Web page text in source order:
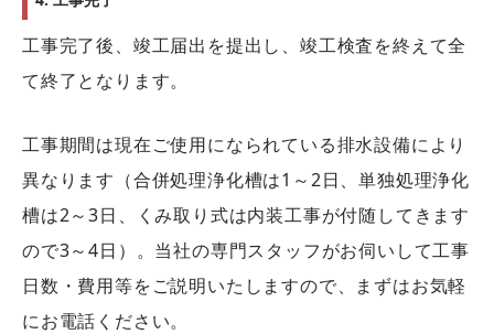
工事完了後、竣工届出を提出し、竣工検査を終えて全
て終了となります。
工事期間は現在ご使用になられている排水設備により
異なります（合併処理浄化槽は1～2日、単独処理浄化
槽は2～3日、くみ取り式は内装工事が付随してきます
ので3～4日）。当社の専門スタッフがお伺いして工事
日数・費用等をご説明いたしますので、まずはお気軽
にお電話ください。